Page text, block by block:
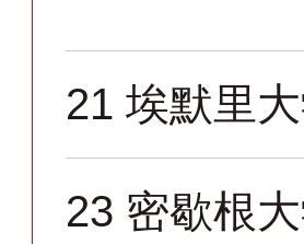
21 埃默里
23 密歇根